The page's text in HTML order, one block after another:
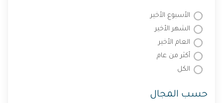
الأسبوع الأخير
الشهر الأخير
العام الأخير
أكثر من عام
الكل
حسب المجال